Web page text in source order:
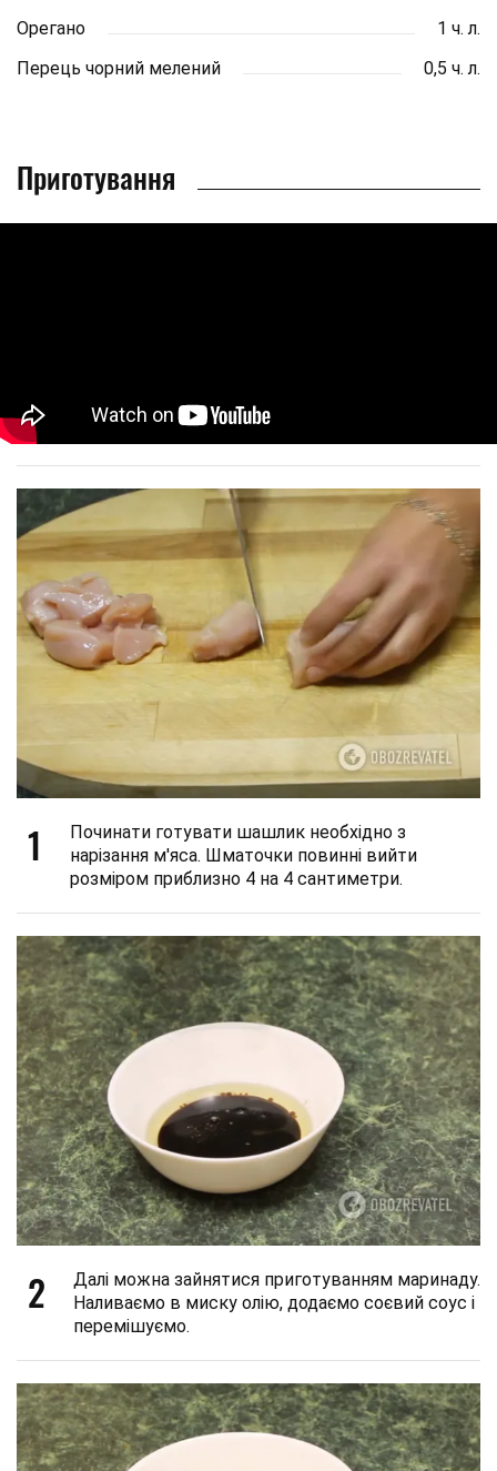
Орегано
1 ч. л.
Перець чорний мелений
0,5 ч. л.
Приготування
1
Починати готувати шашлик необхідно з
нарізання м'яса. Шматочки повинні вийти
розміром приблизно 4 на 4 сантиметри.
2
Далі можна зайнятися приготуванням маринаду.
Наливаємо в миску олію, додаємо соєвий соус і
перемішуємо.